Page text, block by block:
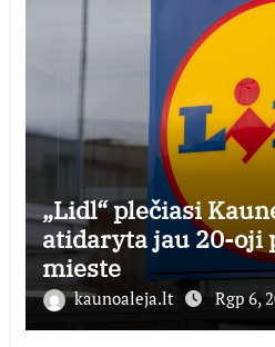
„Lidl“ plečiasi
atidaryta jau 20-oji
mieste
kaunoaleja.lt Rgp 6,